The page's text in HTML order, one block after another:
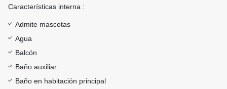
Características interna :
Admite mascotas
Agua
Balcón
Baño auxiliar
Baño en habitación principal